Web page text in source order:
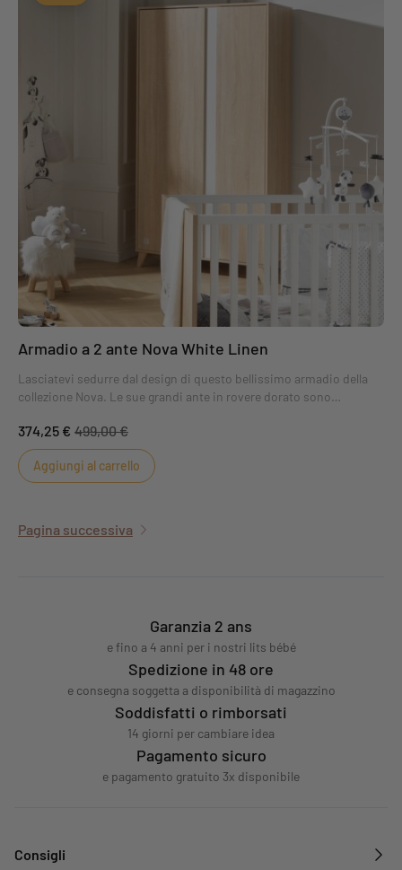
Armadio a 2 ante Nova White Linen
Lasciatevi sedurre dal design di questo bellissimo armadio della
collezione Nova. Le sue grandi ante in rovere dorato sono
e discreto alla cameretta del vostro bambino.
374,25 € 499,00 €
Aggiungi al carrello
Pagina successiva
Garanzia 2 ans
e fino a 4 anni per i nostri lits bébé
Spedizione in 48 ore
e consegna soggetta a disponibilità di magazzino
Soddisfatti o rimborsati
14 giorni per cambiare idea
Pagamento sicuro
e pagamento gratuito 3x disponibile
Consigli